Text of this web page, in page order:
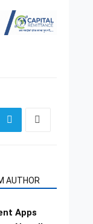
AUTHOR
Apps